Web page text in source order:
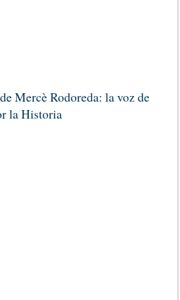
Mercè Rodoreda: la voz de
la Historia